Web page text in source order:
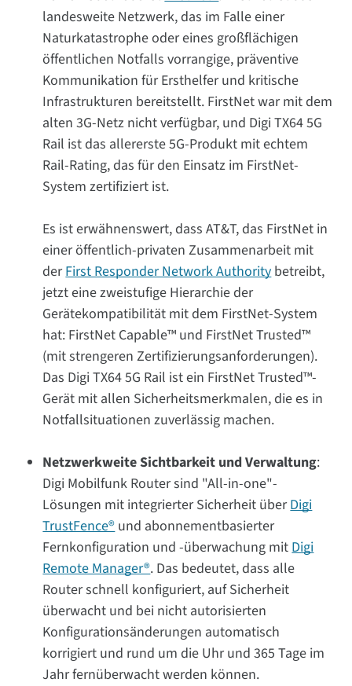
landesweite Netzwerk, das im Falle einer
Naturkatastrophe oder eines großflächigen
öffentlichen Notfalls vorrangige, präventive
Kommunikation für Ersthelfer und kritische
Infrastrukturen bereitstellt. FirstNet war mit dem
alten 3G-Netz nicht verfügbar, und Digi TX64 5G
Rail ist das allererste 5G-Produkt mit echtem
Rail-Rating, das für den Einsatz im FirstNet-
System zertifiziert ist.
Es ist erwähnenswert, dass AT&T, das FirstNet in
einer öffentlich-privaten Zusammenarbeit mit
derFirst Responder Network Authoritybetreibt,
jetzt eine zweistufige Hierarchie der
Gerätekompatibilität mit dem FirstNet-System
hat: FirstNet Capable™ und FirstNet Trusted™
(mit strengeren Zertifizierungsanforderungen).
Das Digi TX64 5G Rail ist ein FirstNet Trusted™-
Gerät mit allen Sicherheitsmerkmalen, die es in
Notfallsituationen zuverlässig machen.
Netzwerkweite Sichtbarkeit und Verwaltung:
Digi Mobilfunk Router sind "All-in-one"-
Lösungen mit integrierter Sicherheit überDigi
TrustFence®und abonnementbasierter
Fernkonfiguration und -überwachung mitDigi
Remote Manager®. Das bedeutet, dass alle
Router schnell konfiguriert, auf Sicherheit
überwacht und bei nicht autorisierten
Konfigurationsänderungen automatisch
korrigiert und rund um die Uhr und 365 Tage im
Jahr fernüberwacht werden können.